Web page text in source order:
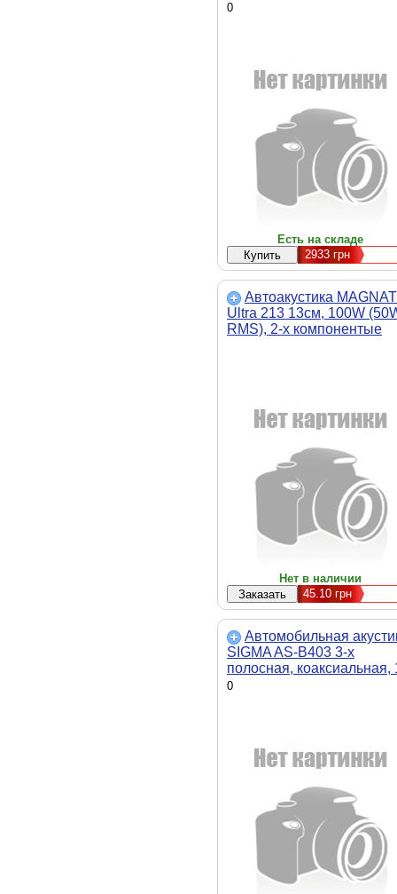
см, круглая, 40 Вт (Stage3
0
Есть на складе
2933 грн
Автоакустика MAGNAT
Ultra 213 13см, 100W
RMS), 2-х компонентые
Нет в наличии
45.10 грн
Автомобильная
SIGMA AS-B403 3-х
полосная, коаксиальная,
см, круглая, 35 Вт
0